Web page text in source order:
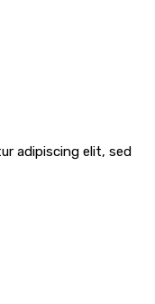
adipiscing elit, sed